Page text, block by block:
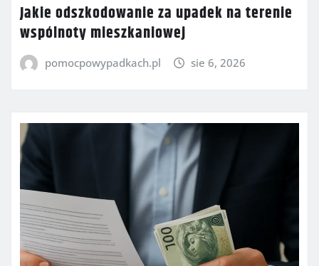
Jakie odszkodowanie za upadek na terenie
wspólnoty mieszkaniowej
pomocpowypadkach.pl sie 6, 2026